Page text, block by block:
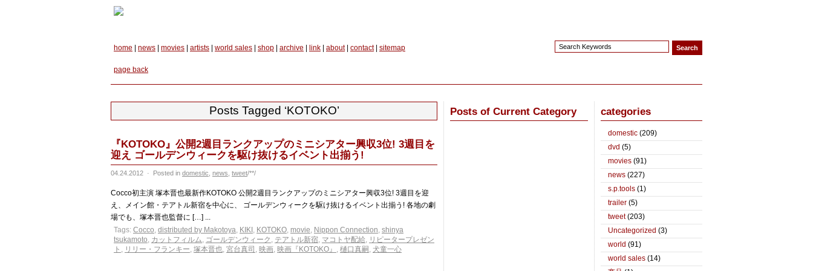
home news movies artists world sales shop archive link about| contact| sitemap
page back
Posts Tagged ‘KOTOKO’
『KOTOKO』公開2週目ランクアップのミニシアター興収3位! 3週目を
迎え ゴールデンウィークを駆け抜けるイベント出揃う!
04.24.2012 · Posted in domestic news tweet/**/
Cocco初主演 塚本晋也最新作KOTOKO 公開2週目ランクアップのミニシアター興収3位! 3週目を迎
え、メイン館・テアトル新宿を中心に、 ゴールデンウィークを駆け抜けるイベント出揃う! 各地の劇
場でも、塚本晋也監督に […] ...
Tags: Cocco, distributed by Makotoya, KIKI , KOTOKO, movie, Nippon Connection, shinya
tsukamoto, カットフィルム, ゴールデンウィーク , テアトル新宿, マコトヤ配給, リピータープレゼン
ト , リリー・フランキー, 塚本晋也, 宮台真司 , 映画, 映画『KOTOKO』 , 樋口真嗣 , 犬童一心
Posts of Current Category categories
domestic (209)
dvd (5)
movies (91)
news (227)
s.p.tools (1)
trailer (5)
tweet(203)
Uncategorized (3)
world (91)
world sales (14)